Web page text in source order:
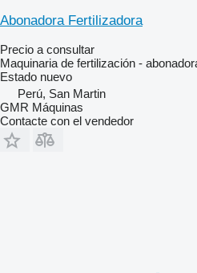
Abonadora Fertilizadora
Precio a consultar
Maquinaria de fertilización -
Estado nuevo
Perú, San Martin
GMR Máquinas
Contacte con el vendedor